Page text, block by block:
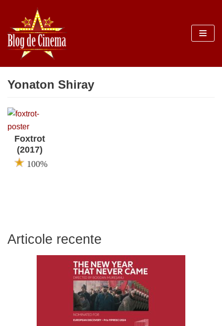
Sari
la
conținut
Yonaton Shiray
Foxtrot
(2017)
100%
Articole recente